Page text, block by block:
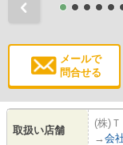
メールで
問合せる
取扱い店舗
(株)
→ 会